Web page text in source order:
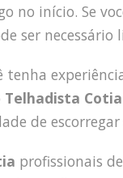
no início. Se
ser
tenha
Telhadista Cotia
de escorregar
profissionais